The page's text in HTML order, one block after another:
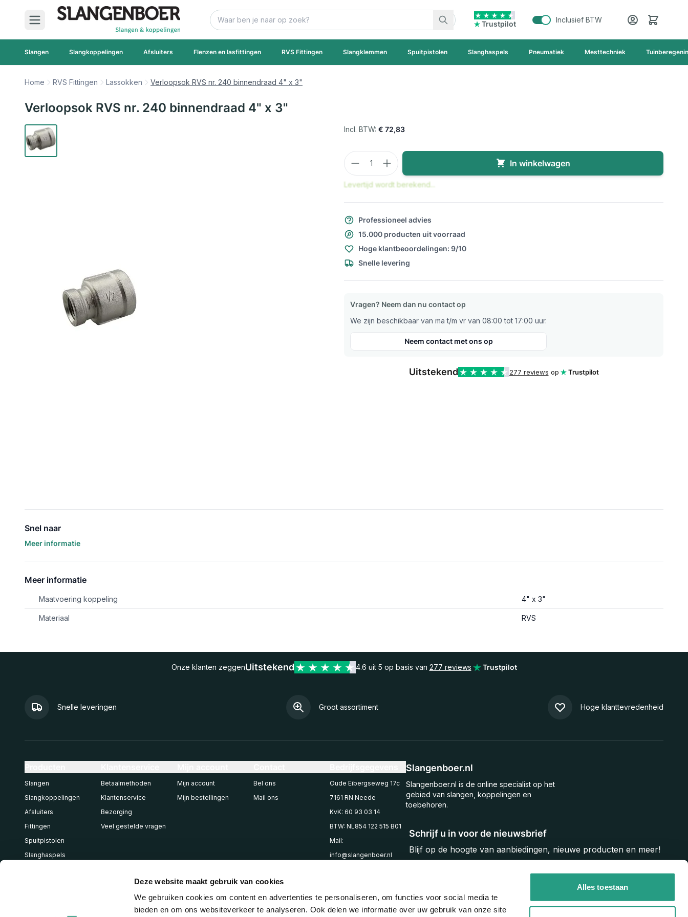
Deze website maakt gebruik van cookies
We gebruiken cookies om content en advertenties te personaliseren, om functies voor social media te
bieden en om ons websiteverkeer te analyseren. Ook delen we informatie over uw gebruik van onze site
Alles toestaan
Ga naar de inhoud
Zoek
Trustpilot
Inclusief BTW Cart
Slangen Slangkoppelingen Afsluiters Flenzen en lasfittingen RVS Fittingen Slangklemmen Spuitpistolen Slanghaspels Pneumatiek Mesttechniek
Home RVS Fittingen Lassokken Verloopsok RVS nr. 240 binnendraad 4" x 3"
Verloopsok RVS nr. 240 binnendraad 4" x 3"
€ 72,83
Aantal
In winkelwagen
Levertijd wordt berekend...
Professioneel advies
15.000 producten uit voorraad
Hoge klantbeoordelingen: 9/10
Snelle levering
Vragen? Neem dan nu contact op
We zijn beschikbaar van ma t/m vr van 08:00 tot 17:00 uur.
Neem contact met ons op
Uitstekend 277 reviews op Trustpilot
Snel naar
Meer informatie
Meer informatie
Maatvoering koppeling 4" x 3"
Materiaal RVS
Onze klanten zeggenUitstekend 4.6 uit 5 op basis van 277 reviews Trustpilot
Snelle leveringen Groot assortiment Hoge klanttevredenheid
Schrijf u in voor de nieuwsbrief
Blijf op de hoogte van aanbiedingen, nieuwe producten en meer!
Slangenboer.nl
Slangenboer.nl is de online specialist op het
gebied van slangen, koppelingen en
toebehoren.
Slangen
Slangkoppelingen
Afsluiters
Fittingen
Spuitpistolen
Slanghaspels
Betaalmethoden
Klantenservice
Bezorging
Veel gestelde vragen
Mijn account
Mijn bestellingen
Bel ons
Mail ons
Oude Eibergseweg 17c
7161 RN Neede
KvK: 60 93 03 14
BTW: NL854 122 515 B01
Mail:
info@slangenboer.nl